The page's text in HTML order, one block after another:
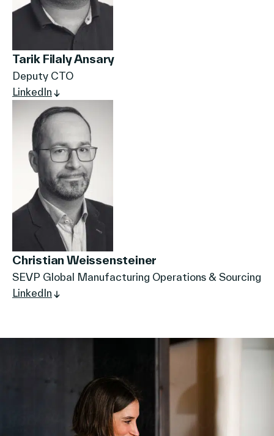
Tarik Filaly Ansary
Deputy CTO
LinkedIn
Christian Weissensteiner
SEVP Global Manufacturing Operations & Sourcing
LinkedIn